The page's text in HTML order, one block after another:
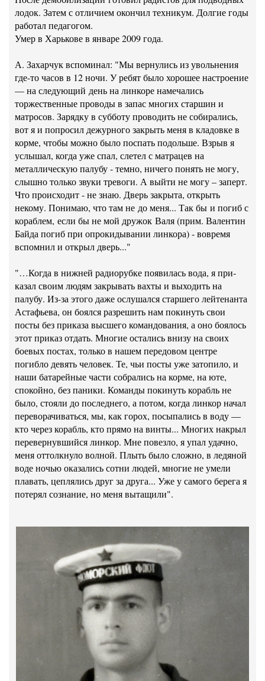
лодок. Затем с отличием окончил техникум. Долгие годы
работал педагогом.
Умер в Харькове в январе 2009 года.
А. Захарчук вспоминал: "Мы вернулись из увольнения
где-то часов в 12 ночи. У ребят было хорошее настроение
— на следующий день на линкоре намечались
торжественные проводы в запас многих старшин и
матросов. Зарядку в субботу проводить не собирались,
вот я и попросил дежурного закрыть меня в кладовке в
корме, чтобы можно было поспать подольше. Взрыв я
услышал, когда уже спал, слетел с матрацев на
металлическую палубу - темно, ничего понять не могу,
слышно только звуки тревоги. А выйти не могу – заперт.
Что происходит - не знаю. Дверь закрыта, открыть
некому. Понимаю, что там не до меня... Так бы и погиб с
кораблем, если бы не мой дружок Валя (прим. Валентин
Байда погиб при опрокидывании линкора) - вовремя
вспомнил и открыл дверь..."
"…Когда в нижней радио­рубке появилась вода, я при­
казал своим людям закрывать вахты и выходить на
палубу. Из-за этого даже ослушался старшего лейтенанта
Ас­тафьева, он боялся разре­шить нам покинуть свои
посты без приказа высшего коман­дования, а оно боялось
этот приказ отдать. Многие оста­лись внизу на своих
боевых постах, только в нашем передовом центре
погибло девять человек. Те, чьи посты уже затопило, и
наши батарейные части собрались на корме, на юте,
спокойно, без паники. Команды покинуть корабль не
было, стояли до последнего, а потом, когда линкор начал
переворачиваться, мы, как горох, посыпались в воду —
кто через корабль, кто прямо на винты... Многих накрыл
пере­вернувшийся линкор. Мне по­везло, я упал удачно,
меня оттолкнуло волной. Плыть было сложно, в ледяной
воде ночью оказались сотни людей, многие не умели
плавать, цеплялись друг за друга... Уже у са­мого берега я
потерял созна­ние, но меня вытащили".